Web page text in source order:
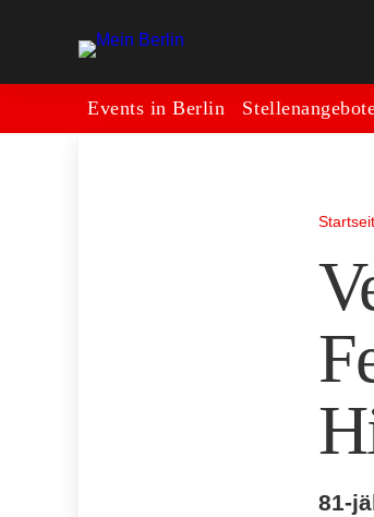
Events in Berlin
81-